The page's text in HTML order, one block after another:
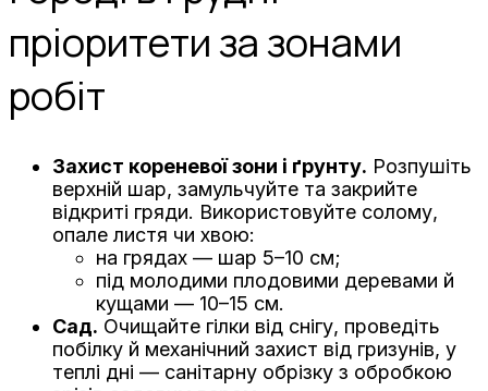
пріоритети за зонами
робіт
Захист кореневої зони і ґрунту. Розпушіть
верхній шар, замульчуйте та закрийте
відкриті гряди. Використовуйте солому,
опале листя чи хвою:
на грядах — шар 5–10 см;
під молодими плодовими деревами й
кущами — 10–15 см.
Сад. Очищайте гілки від снігу, проведіть
побілку й механічний захист від гризунів, у
теплі дні — санітарну обрізку з обробкою